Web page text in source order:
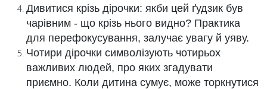
Дивитися крізь дірочки: якби цей ґудзик був
чарівним - що крізь нього видно? Практика
для перефокусування, залучає увагу й уяву.
Чотири дірочки символізують чотирьох
важливих людей, про яких згадувати
приємно. Коли дитина сумує, може торкнутися